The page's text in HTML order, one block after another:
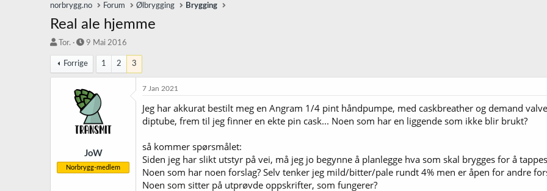
norbrygg.no Forum Ølbrygging Brygging
Real ale hjemme
T
å
d
Tor.
S
a
r
d
a
t
o
9 Mai 2016
Forrige 1 2 3
JoW
Norbrygg-medlem
7 Jan 2021
Jeg har akkurat bestilt meg en Angram 1/4 pint håndpumpe, med caskbreather og demand
diptube, frem til jeg finner en ekte pin cask... Noen som har en liggende som ikke blir brukt?
så kommer spørsmålet:
Siden jeg har slikt utstyr på vei, må jeg jo begynne å planlegge hva som skal brygges for å
Noen som har noen forslag? Selv tenker jeg mild/bitter/pale rundt 4% men er åpen for andre
Noen som sitter på utprøvde oppskrifter, som fungerer?